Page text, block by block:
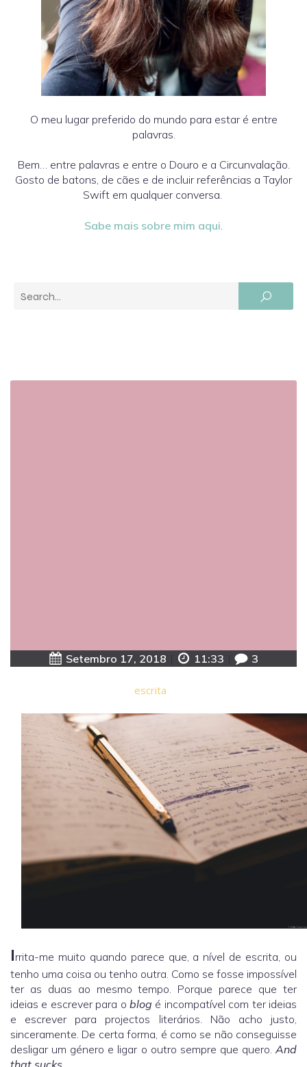
O meu lugar preferido do mundo para estar é entre
palavras.
Bem… entre palavras e entre o Douro e a Circunvalação.
Gosto de batons, de cães e de incluir referências a Taylor
Swift em qualquer conversa.
Sabe mais sobre mim aqui.
Setembro 17, 2018 11:33 3
escrita
Irrita-me muito quando parece que, a nível de escrita, ou
tenho uma coisa ou tenho outra. Como se fosse impossível
ter as duas ao mesmo tempo. Porque parece que ter
ideias e escrever para o blog é incompatível com ter ideias
e escrever para projectos literários. Não acho justo,
sinceramente. De certa forma, é como se não conseguisse
desligar um género e ligar o outro sempre que quero. And
that sucks.